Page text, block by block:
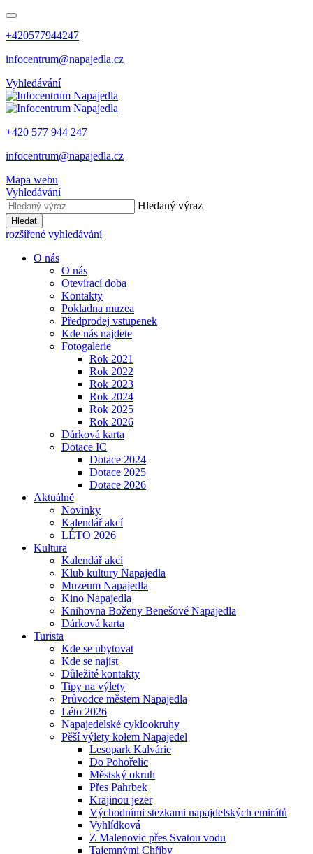
+420577944247
infocentrum@napajedla.cz
Vyhledávání
+420 577 944 247
infocentrum@napajedla.cz
Mapa webu
Vyhledávání
Hledaný výraz
Hledat
rozšířené vyhledávání
O nás
O nás
Otevírací doba
Kontakty
Pokladna muzea
Předprodej vstupenek
Kde nás najdete
Fotogalerie
Rok 2021
Rok 2022
Rok 2023
Rok 2024
Rok 2025
Rok 2026
Dárková karta
Dotace IC
Dotace 2024
Dotace 2025
Dotace 2026
Aktuálně
Novinky
Kalendář akcí
LÉTO 2026
Kultura
Kalendář akcí
Klub kultury Napajedla
Muzeum Napajedla
Kino Napajedla
Knihovna Boženy Benešové Napajedla
Dárková karta
Turista
Kde se ubytovat
Kde se najíst
Důležité kontakty
Tipy na výlety
Průvodce městem Napajedla
Léto 2026
Napajedelské cyklookruhy
Pěší výlety kolem Napajedel
Lesopark Kalvárie
Do Pohořelic
Městský okruh
Přes Pahrbek
Krajinou jezer
Východními stezkami napajdelských emirátů
Vyhlídková
Z Malenovic přes Svatou vodu
Tajemnými Chřiby